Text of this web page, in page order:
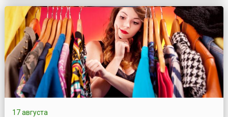
правой рукой, но и в настоящее время встречаются
некоторые родители, воспитатели или даже учителя,
которые пытаются переучить «неправиль...
17 августа